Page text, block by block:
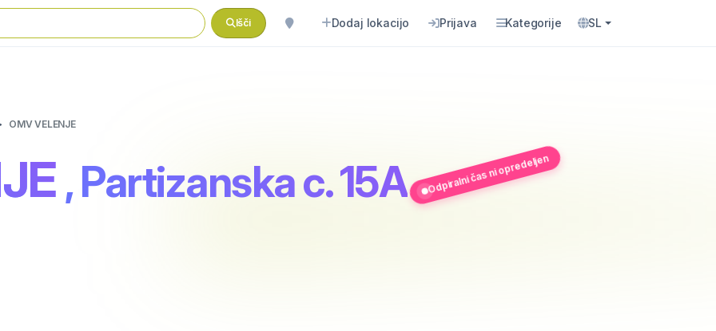
Išči Dodaj lokacijo Prijava Kategorije SL
OMV VELENJE
, Partizanska c. 15A Odpiralni čas ni opredeljen